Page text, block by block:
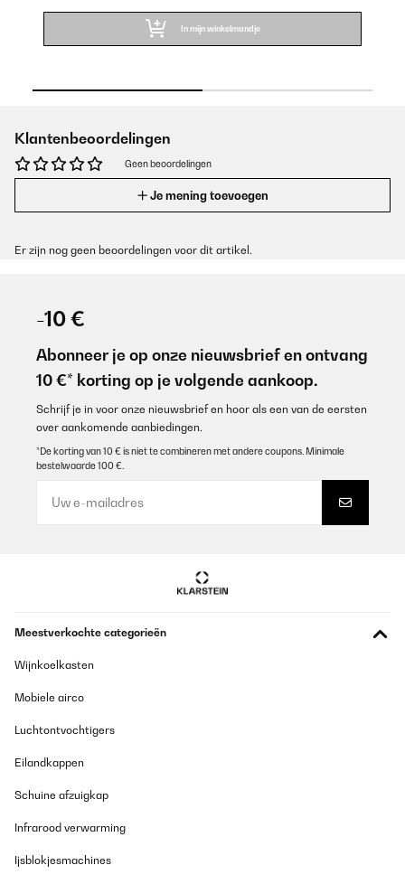
In mijn winkelmandje
Klantenbeoordelingen
Geen beoordelingen
Je mening toevoegen
Er zijn nog geen beoordelingen voor dit artikel.
-10 €
Abonneer je op onze nieuwsbrief en ontvang
10 €* korting op je volgende aankoop.
Schrijf je in voor onze nieuwsbrief en hoor als een van de eersten
over aankomende aanbiedingen.
*De korting van 10 € is niet te combineren met andere coupons. Minimale
bestelwaarde 100 €.
Meestverkochte categorieën
Wijnkoelkasten
Mobiele airco
Luchtontvochtigers
Eilandkappen
Schuine afzuigkap
Infrarood verwarming
Ijsblokjesmachines